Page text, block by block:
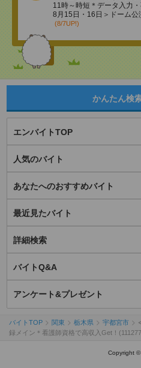
11時～時短＊データ入力
8月15日・16日＞ドーム
(8/7UP!)
かんたん検
エンバイトTOP
人気のバイト
あなたへのおすすめバイト
最近見たバイト
詳細検索
バイトQ&A
アンケート&プレゼント
バイトTOP 関東 栃木県 宇都宮市
録メイン＊看護師資格で高収入Get！
Copyright ©